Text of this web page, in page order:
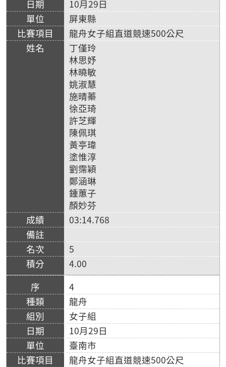
10月29日
屏東縣
龍舟女子組直道競速500公尺
丁僅玲
林思妤
林曉敏
姚淑慧
施晴蓁
徐亞琦
許芝輝
陳佩琪
黃亭瑋
塗惟淳
劉霈穎
鄭涵琳
鍾蕙子
顏妙芬
03:14.768
5
4.00
4
龍舟
女子組
10月29日
臺南市
龍舟女子組直道競速500公尺